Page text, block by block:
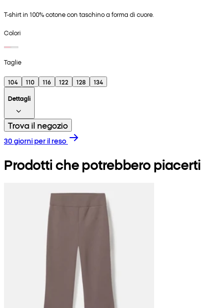
T-shirt in 100% cotone con taschino a forma di cuore.
Colori
Taglie
104 110 116 122 128
134
Dettagli
Trova il negozio
30 giorni per il reso
Prodotti che potrebbero piacerti